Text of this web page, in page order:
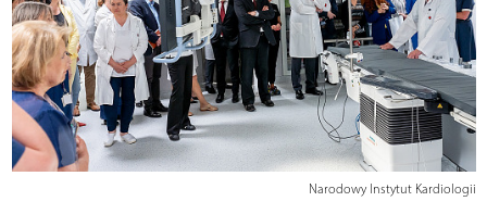
Narodowy Instytut Kardiologii